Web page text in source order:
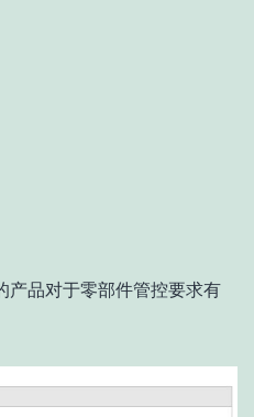
品对于零部件管控要求有